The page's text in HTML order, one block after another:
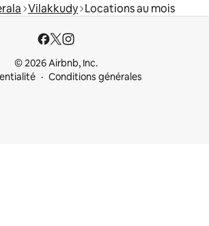
Vilakkudy Locations au mois
© 2026 Airbnb, Inc.
Conditions générales